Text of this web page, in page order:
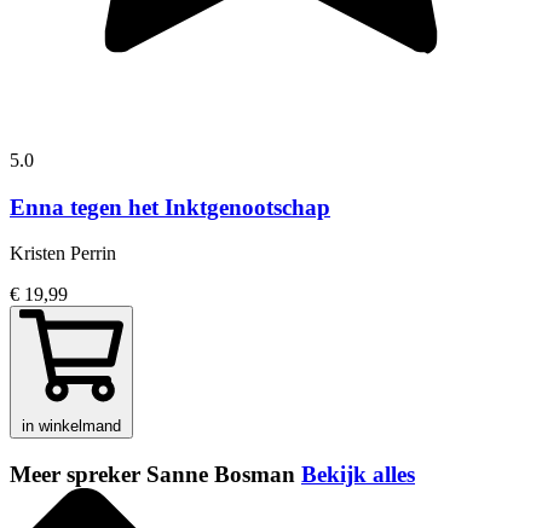
5.0
Enna tegen het Inktgenootschap
Kristen Perrin
€ 19,99
in winkelmand
Meer spreker Sanne Bosman Bekijk alles